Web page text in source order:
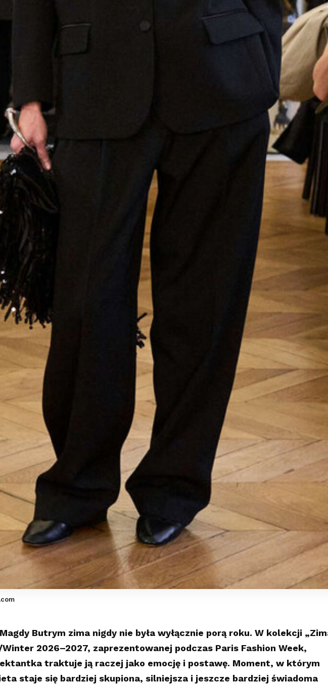
Butrym zima nigdy nie była wyłącznie porą roku. W kolekcji
2026–2027, zaprezentowanej podczas Paris Fashion Week,
traktuje ją raczej jako emocję i postawę. Moment, w którym
staje się bardziej skupiona, silniejsza i jeszcze bardziej świadoma